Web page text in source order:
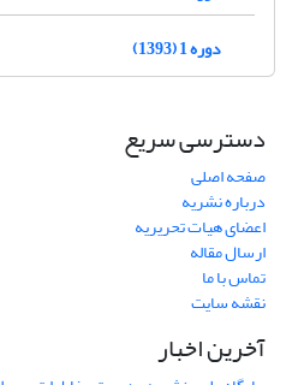
دوره 1 (1393)
دسترسی سریع
صفحه اصلی
درباره نشریه
اعضای هیات تحریریه
ارسال مقاله
تماس با ما
نقشه سایت
آخرین اخبار